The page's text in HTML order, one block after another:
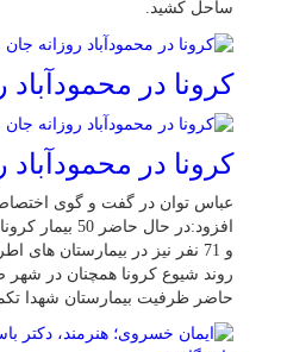
ساحل کشید.
کرونا در
کرونا در
عباس توان در گفت و گوی اختصاصی
افزود:در حال
و 71 نفر نیز در بیمارستان
روند شیوع کرونا همچنان در
حاضر ظرفیت بیمارستان شهدا